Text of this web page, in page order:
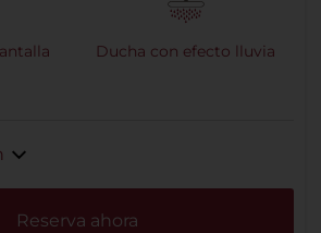
Ducha con efecto lluvia
Reserva ahora